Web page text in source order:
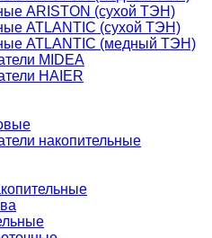
ARISTON (сухой ТЭН)
ATLANTIC (сухой ТЭН)
ATLANTIC (медный ТЭН)
MIDEA
HAIER
накопительные